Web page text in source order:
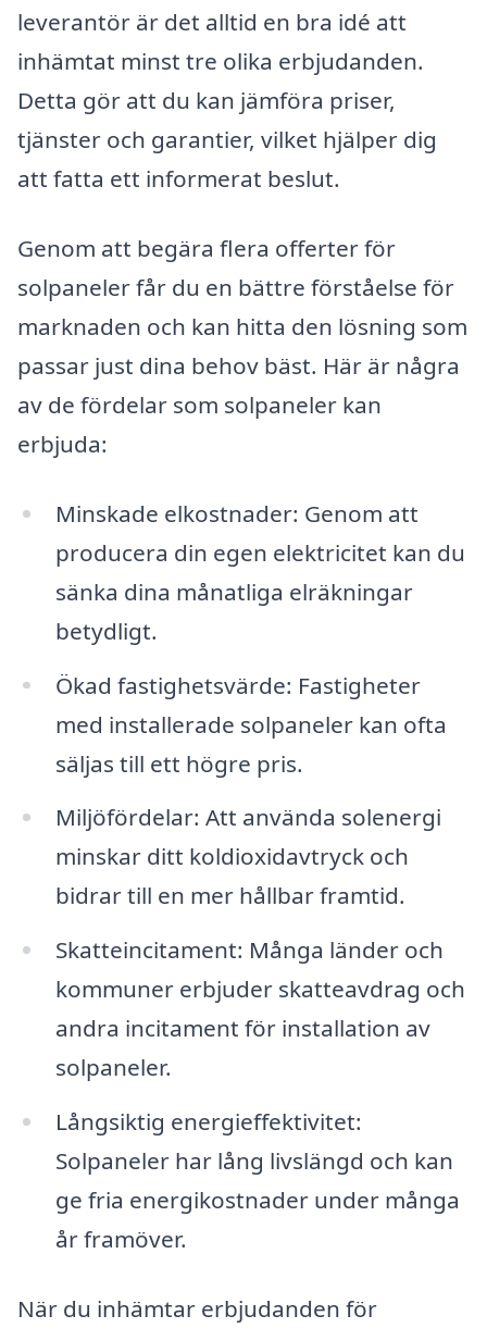
leverantör är det alltid en bra idé att
inhämtat minst tre olika erbjudanden.
Detta gör att du kan jämföra priser,
tjänster och garantier, vilket hjälper dig
att fatta ett informerat beslut.
Genom att begära flera offerter för
solpaneler får du en bättre förståelse för
marknaden och kan hitta den lösning som
passar just dina behov bäst. Här är några
av de fördelar som solpaneler kan
erbjuda:
Minskade elkostnader: Genom att
producera din egen elektricitet kan du
sänka dina månatliga elräkningar
betydligt.
Ökad fastighetsvärde: Fastigheter
med installerade solpaneler kan ofta
säljas till ett högre pris.
Miljöfördelar: Att använda solenergi
minskar ditt koldioxidavtryck och
bidrar till en mer hållbar framtid.
Skatteincitament: Många länder och
kommuner erbjuder skatteavdrag och
andra incitament för installation av
solpaneler.
Långsiktig energieffektivitet:
Solpaneler har lång livslängd och kan
ge fria energikostnader under många
år framöver.
När du inhämtar erbjudanden för